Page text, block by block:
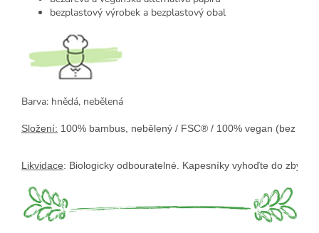
bezplastový výrobek a bezplastový obal
Barva: hnědá, nebělená
Složení: 100% bambus, nebělený / FSC® / 100% vegan (bez
Likvidace: Biologicky odbouratelné. Kapesníky vyhoďte do